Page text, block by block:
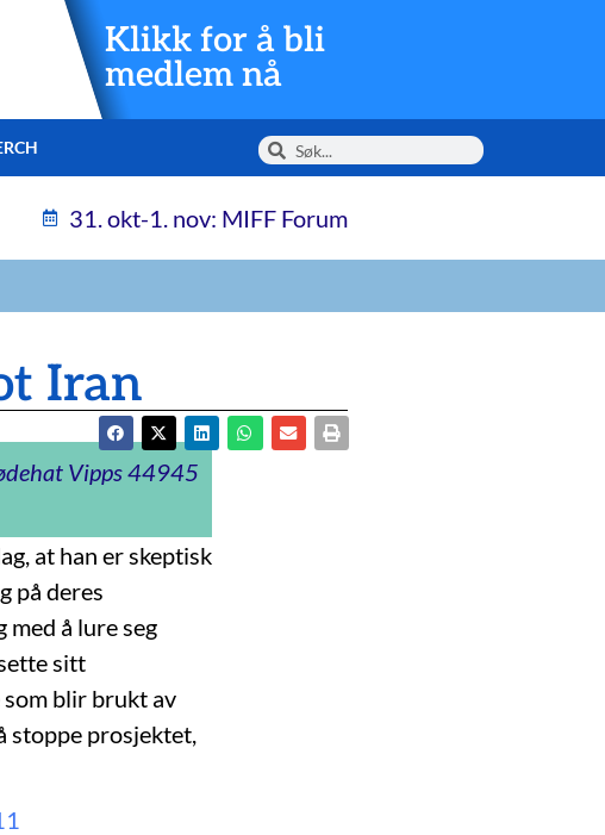
Klikk for å bli
medlem nå
31. okt-1. nov: MIFF Forum
Iran
Vipps 44945
at han er skeptisk
på deres
å lure seg
sitt
som blir brukt av
stoppe prosjektet,